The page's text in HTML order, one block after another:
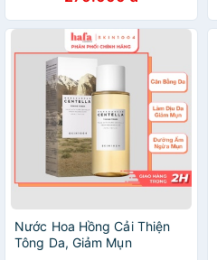
Nước Hoa Hồng Cải Thiện
Tông Da, Giảm Mụn